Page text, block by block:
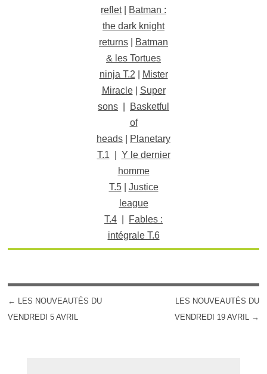
reflet|
Batman :
the dark knight
returns
Batman
& les Tortues
ninja T.2
Mister
Miracle| Super
sons
Basketful
of
heads
Planetary
T.1
Y le dernier
homme
T.5| Justice
league
T.4
Fables :
intégrale T.6
POST NAVIGATION
← LES NOUVEAUTÉS DU
VENDREDI 5 AVRIL
LES NOUVEAUTÉS DU
VENDREDI 19 AVRIL →